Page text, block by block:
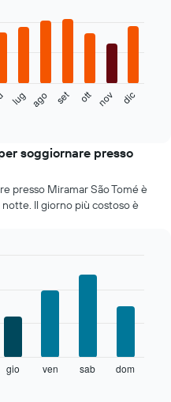
lug ago set ott nov dic
soggiornare presso
presso Miramar São Tomé è
Il giorno più costoso è
gio ven sab dom